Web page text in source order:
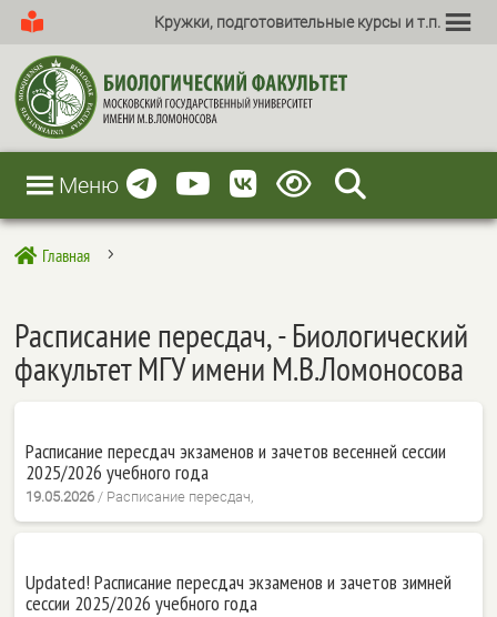
Кружки, подготовительные курсы и т.п.
Меню
 Главная 5
Расписание пересдач, - Биологический
факультет МГУ имени М.В.Ломоносова
Расписание пересдач экзаменов и зачетов весенней сессии
2025/2026 учебного года
19.05.2026 / Расписание пересдач,
Updated! Расписание пересдач экзаменов и зачетов зимней
сессии 2025/2026 учебного года